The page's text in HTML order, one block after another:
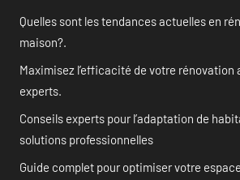
Quelles sont les tendances actuelles en
maison?.
Maximisez l’efficacité de votre rénovation
experts.
Conseils experts pour l’adaptation de
solutions professionnelles
Guide complet pour optimiser votre